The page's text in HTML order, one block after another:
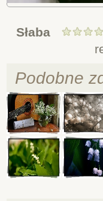
Słaba
Podobne